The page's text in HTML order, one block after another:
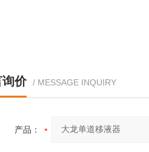
价 / MESSAGE INQUIRY
产品：